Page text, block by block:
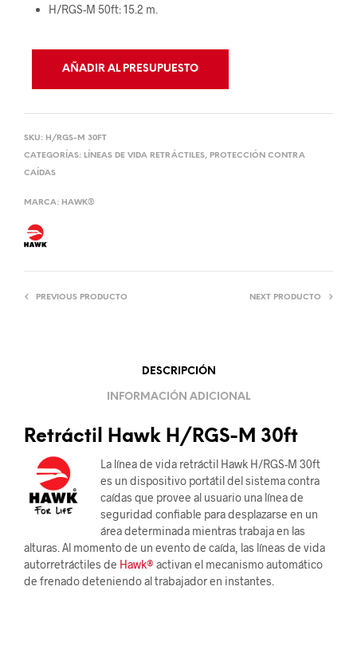
H/RGS-M 50ft: 15.2 m.
AÑADIR AL PRESUPUESTO
SKU: H/RGS-M 30FT
CATEGORÍAS: LÍNEAS DE VIDA RETRÁCTILES, PROTECCIÓN CONTRA
CAÍDAS
MARCA: HAWK®
PREVIOUS PRODUCTO NEXT PRODUCTO
DESCRIPCIÓN
INFORMACIÓN ADICIONAL
Retráctil Hawk H/RGS-M 30ft
La línea de vida retráctil Hawk H/RGS-M 30ft
es un dispositivo portátil del sistema contra
caídas que provee al usuario una línea de
seguridad confiable para desplazarse en un
área determinada mientras trabaja en las
alturas. Al momento de un evento de caída, las líneas de vida
autorretráctiles de Hawk® activan el mecanismo automático
de frenado deteniendo al trabajador en instantes.